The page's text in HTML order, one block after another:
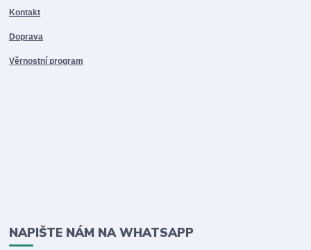
Kontakt
Doprava
Věrnostní program
NAPIŠTE NÁM NA WHATSAPP